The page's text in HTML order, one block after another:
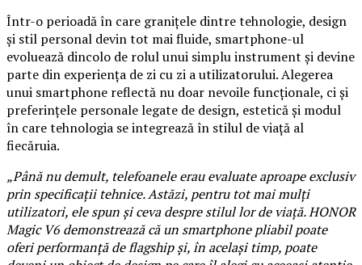
Într-o perioadă în care granițele dintre tehnologie, design
și stil personal devin tot mai fluide, smartphone-ul
evoluează dincolo de rolul unui simplu instrument și devine
parte din experiența de zi cu zi a utilizatorului. Alegerea
unui smartphone reflectă nu doar nevoile funcționale, ci și
preferințele personale legate de design, estetică și modul
în care tehnologia se integrează în stilul de viață al
fiecăruia.
„Până nu demult, telefoanele erau evaluate aproape exclusiv
prin specificații tehnice. Astăzi, pentru tot mai mulți
utilizatori, ele spun și ceva despre stilul lor de viață. HONOR
Magic V6 demonstrează că un smartphone pliabil poate
oferi performanță de flagship și, în același timp, poate